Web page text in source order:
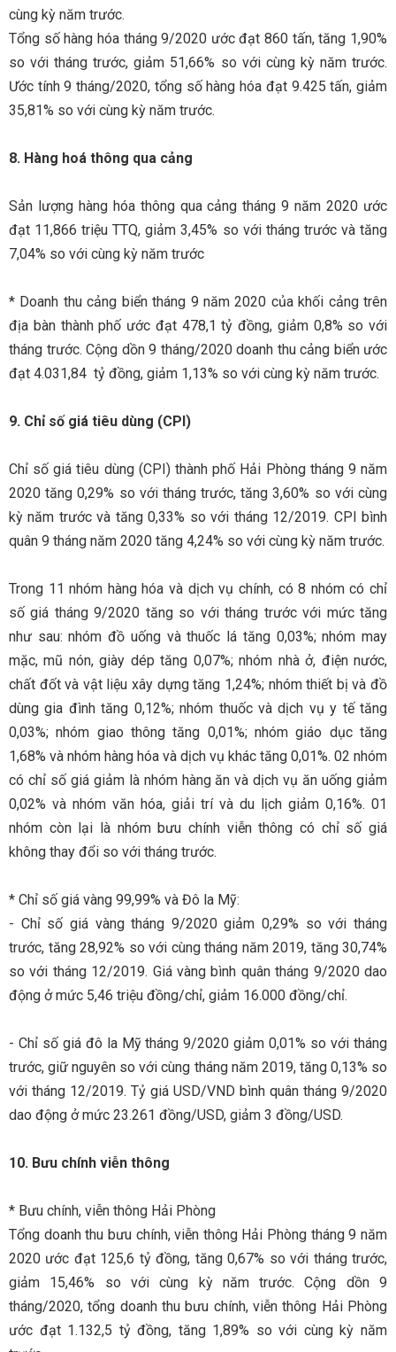
cùng kỳ năm trước.
Tổng số hàng hóa tháng 9/2020 ước đạt 860 tấn, tăng 1,90%
so với tháng trước, giảm 51,66% so với cùng kỳ năm trước.
Ước tính 9 tháng/2020, tổng số hàng hóa đạt 9.425 tấn, giảm
35,81% so với cùng kỳ năm trước.
8. Hàng hoá thông qua cảng
Sản lượng hàng hóa thông qua cảng tháng 9 năm 2020 ước
đạt 11,866 triệu TTQ, giảm 3,45% so với tháng trước và tăng
7,04% so với cùng kỳ năm trước
* Doanh thu cảng biển tháng 9 năm 2020 của khối cảng trên
địa bàn thành phố ước đạt 478,1 tỷ đồng, giảm 0,8% so với
tháng trước. Cộng dồn 9 tháng/2020 doanh thu cảng biển ước
đạt 4.031,84 tỷ đồng, giảm 1,13% so với cùng kỳ năm trước.
9. Chỉ số giá tiêu dùng (CPI)
Chỉ số giá tiêu dùng (CPI) thành phố Hải Phòng tháng 9 năm
2020 tăng 0,29% so với tháng trước, tăng 3,60% so với cùng
kỳ năm trước và tăng 0,33% so với tháng 12/2019. CPI bình
quân 9 tháng năm 2020 tăng 4,24% so với cùng kỳ năm trước.
Trong 11 nhóm hàng hóa và dịch vụ chính, có 8 nhóm có chỉ
số giá tháng 9/2020 tăng so với tháng trước với mức tăng
như sau: nhóm đồ uống và thuốc lá tăng 0,03%; nhóm may
mặc, mũ nón, giày dép tăng 0,07%; nhóm nhà ở, điện nước,
chất đốt và vật liệu xây dựng tăng 1,24%; nhóm thiết bị và đồ
dùng gia đình tăng 0,12%; nhóm thuốc và dịch vụ y tế tăng
0,03%; nhóm giao thông tăng 0,01%; nhóm giáo dục tăng
1,68% và nhóm hàng hóa và dịch vụ khác tăng 0,01%. 02 nhóm
có chỉ số giá giảm là nhóm hàng ăn và dịch vụ ăn uống giảm
0,02% và nhóm văn hóa, giải trí và du lịch giảm 0,16%. 01
nhóm còn lại là nhóm bưu chính viễn thông có chỉ số giá
không thay đổi so với tháng trước.
* Chỉ số giá vàng 99,99% và Đô la Mỹ:
- Chỉ số giá vàng tháng 9/2020 giảm 0,29% so với tháng
trước, tăng 28,92% so với cùng tháng năm 2019, tăng 30,74%
so với tháng 12/2019. Giá vàng bình quân tháng 9/2020 dao
động ở mức 5,46 triệu đồng/chỉ, giảm 16.000 đồng/chỉ.
- Chỉ số giá đô la Mỹ tháng 9/2020 giảm 0,01% so với tháng
trước, giữ nguyên so với cùng tháng năm 2019, tăng 0,13% so
với tháng 12/2019. Tỷ giá USD/VND bình quân tháng 9/2020
dao động ở mức 23.261 đồng/USD, giảm 3 đồng/USD.
10. Bưu chính viễn thông
* Bưu chính, viễn thông Hải Phòng
Tổng doanh thu bưu chính, viễn thông Hải Phòng tháng 9 năm
2020 ước đạt 125,6 tỷ đồng, tăng 0,67% so với tháng trước,
giảm 15,46% so với cùng kỳ năm trước. Cộng dồn 9
tháng/2020, tổng doanh thu bưu chính, viễn thông Hải Phòng
ước đạt 1.132,5 tỷ đồng, tăng 1,89% so với cùng kỳ năm